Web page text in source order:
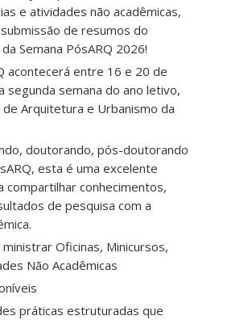
e atividades não acadêmicas,
de resumos do
Semana PósARQ 2026!
acontecerá entre 16 e 20 de
segunda semana do ano letivo,
Arquitetura e Urbanismo da
doutorando, pós-doutorando
esta é uma excelente
compartilhar conhecimentos,
de pesquisa com a
Oficinas, Minicursos,
Não Acadêmicas
práticas estruturadas que